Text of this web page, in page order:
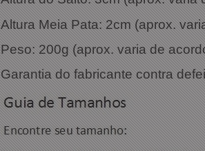
Altura Meia Pata: 2cm (aprox.
Peso: 200g (aprox. varia de
Garantia do fabricante contra